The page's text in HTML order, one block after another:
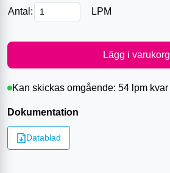
Antal: LPM
Lägg i varukorg
Kan skickas omgående: 54 lpm kvar
Dokumentation
Datablad